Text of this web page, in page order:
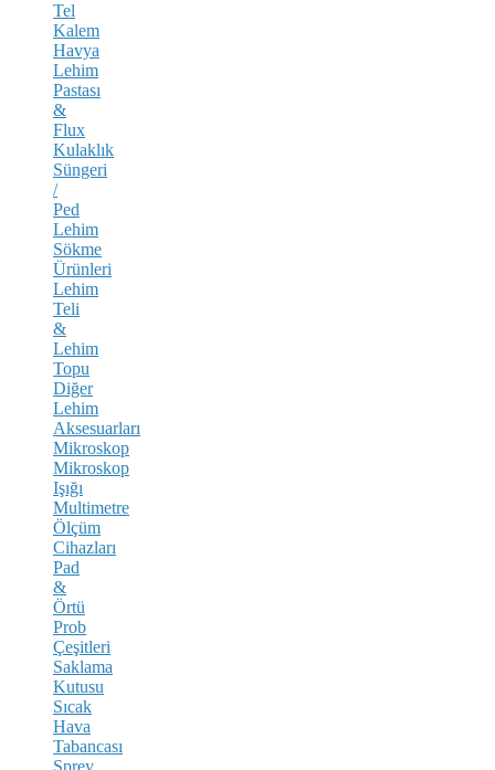
Tel
Kalem
Havya
Lehim
Pastası
&
Flux
Kulaklık
Süngeri
/
Ped
Lehim
Sökme
Ürünleri
Lehim
Teli
&
Lehim
Topu
Diğer
Lehim
Aksesuarları
Mikroskop
Mikroskop
Işığı
Multimetre
Ölçüm
Cihazları
Pad
&
Örtü
Prob
Çeşitleri
Saklama
Kutusu
Sıcak
Hava
Tabancası